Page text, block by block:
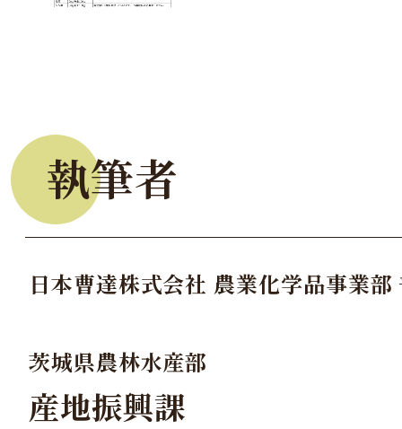
執筆者
日本曹達株式会社 農業化学品事業部
茨城県農林水産部
産地振興課